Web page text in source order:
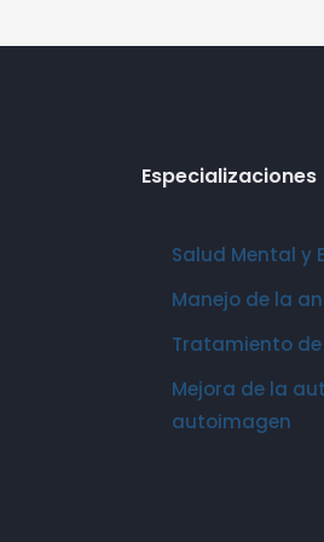
Especializaciones
Salud Mental y
Manejo de la
Tratamiento
Mejora de la
autoimagen